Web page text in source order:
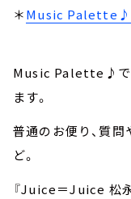
＊Music Palette♪
Music Palette♪で
ます。
普通のお便り、質問
ど。
『Juice＝Juice 松